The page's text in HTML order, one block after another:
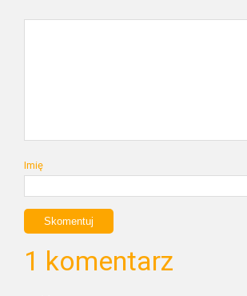
Imię
1 komentarz